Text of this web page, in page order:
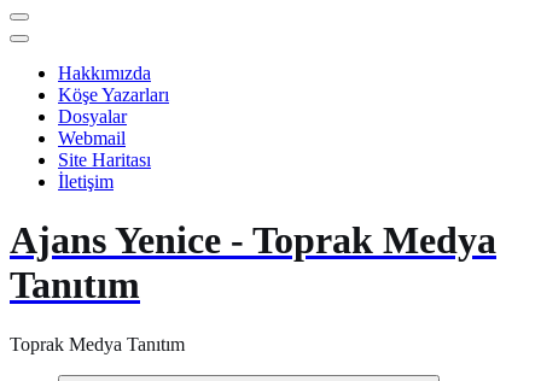
Hakkımızda
Köşe Yazarları
Dosyalar
Webmail
Site Haritası
İletişim
Ajans Yenice - Toprak Medya
Tanıtım
Toprak Medya Tanıtım